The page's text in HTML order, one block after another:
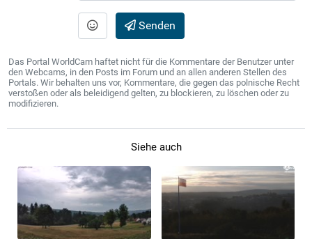
Senden
Das Portal WorldCam haftet nicht für die Kommentare der Benutzer unter
den Webcams, in den Posts im Forum und an allen anderen Stellen des
Portals. Wir behalten uns vor, Kommentare, die gegen das polnische Recht
verstoßen oder als beleidigend gelten, zu blockieren, zu löschen oder zu
modifizieren.
Siehe auch